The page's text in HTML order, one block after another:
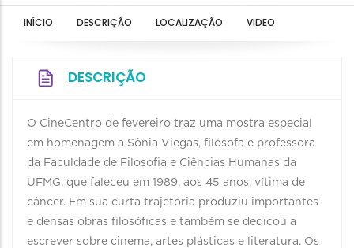
INÍCIO DESCRIÇÃO LOCALIZAÇÃO VIDEO
DESCRIÇÃO
O CineCentro de fevereiro traz uma mostra especial
em homenagem a Sônia Viegas, filósofa e professora
da Faculdade de Filosofia e Ciências Humanas da
UFMG, que faleceu em 1989, aos 45 anos, vítima de
câncer. Em sua curta trajetória produziu importantes
e densas obras filosóficas e também se dedicou a
escrever sobre cinema, artes plásticas e literatura. Os